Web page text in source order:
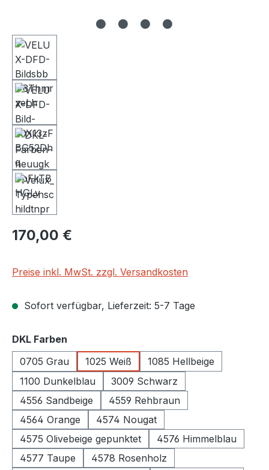
Regulärer Preis:
170,00 €
Preise inkl. MwSt. zzgl. Versandkosten
Sofort verfügbar, Lieferzeit: 5-7 Tage
DKL Farben
0705 Grau
1025 Weiß
1085 Hellbeige
1100 Dunkelblau
3009 Schwarz
4556 Sandbeige
4559 Rehbraun
4564 Orange
4574 Nougat
4575 Olivebeige gepunktet
4576 Himmelblau
4577 Taupe
4578 Rosenholz